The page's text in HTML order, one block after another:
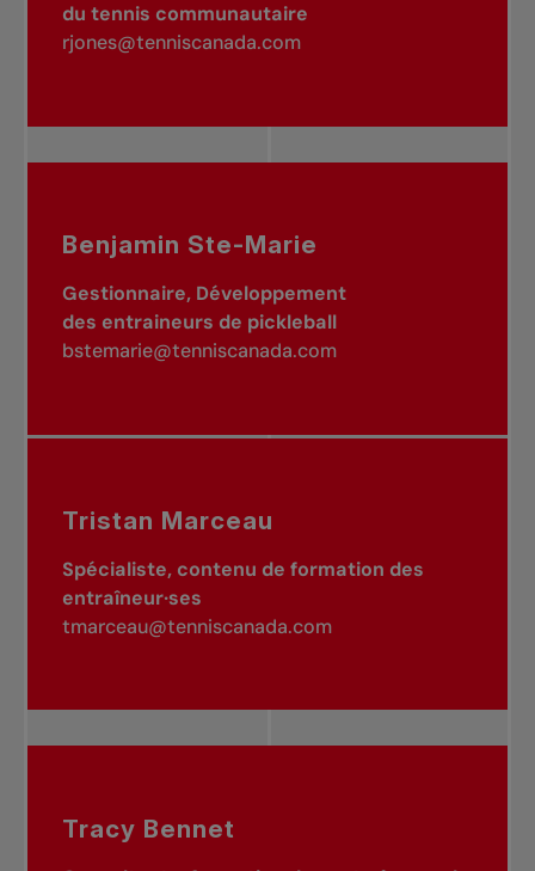
du tennis communautaire
rjones@tenniscanada.com
Benjamin Ste-Marie
Gestionnaire, Développement
des entraineurs de pickleball
bstemarie@tenniscanada.com
Tristan Marceau
Spécialiste, contenu de formation des
entraîneur·ses
tmarceau@tenniscanada.com
Tracy Bennet